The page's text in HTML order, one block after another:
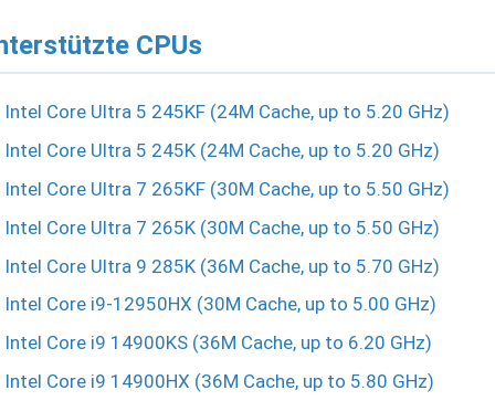
CPUs
Intel Core Ultra 5 245KF (24M Cache, up to 5.20 GHz)
Intel Core Ultra 5 245K (24M Cache, up to 5.20 GHz)
Intel Core Ultra 7 265KF (30M Cache, up to 5.50 GHz)
Intel Core Ultra 7 265K (30M Cache, up to 5.50 GHz)
Intel Core Ultra 9 285K (36M Cache, up to 5.70 GHz)
Intel Core i9-12950HX (30M Cache, up to 5.00 GHz)
Intel Core i9 14900KS (36M Cache, up to 6.20 GHz)
Intel Core i9 14900HX (36M Cache, up to 5.80 GHz)